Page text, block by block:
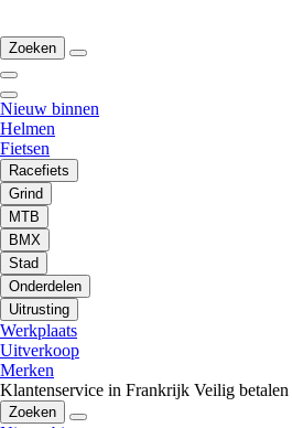
Zoeken
Nieuw binnen
Helmen
Fietsen
Racefiets
Grind
MTB
BMX
Stad
Onderdelen
Uitrusting
Werkplaats
Uitverkoop
Merken
Klantenservice in Frankrijk Veilig betalen
Zoeken